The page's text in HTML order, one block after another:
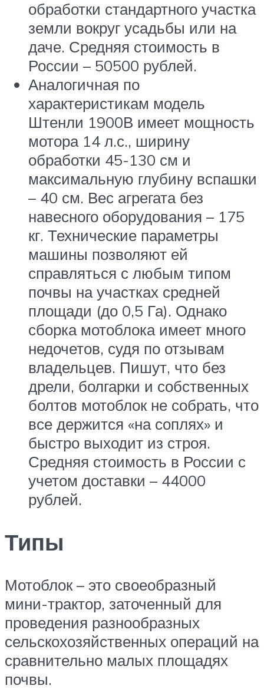
обработки стандартного участка
земли вокруг усадьбы или на
даче. Средняя стоимость в
России – 50500 рублей.
Аналогичная по
характеристикам модель
Штенли 1900В имеет мощность
мотора 14 л.с., ширину
обработки 45-130 см и
максимальную глубину вспашки
– 40 см. Вес агрегата без
навесного оборудования – 175
кг. Технические параметры
машины позволяют ей
справляться с любым типом
почвы на участках средней
площади (до 0,5 Га). Однако
сборка мотоблока имеет много
недочетов, судя по отзывам
владельцев. Пишут, что без
дрели, болгарки и собственных
болтов мотоблок не собрать, что
все держится «на соплях» и
быстро выходит из строя.
Средняя стоимость в России с
учетом доставки – 44000
рублей.
Типы
Мотоблок – это своеобразный
мини-трактор, заточенный для
проведения разнообразных
сельскохозяйственных операций на
сравнительно малых площадях
почвы.